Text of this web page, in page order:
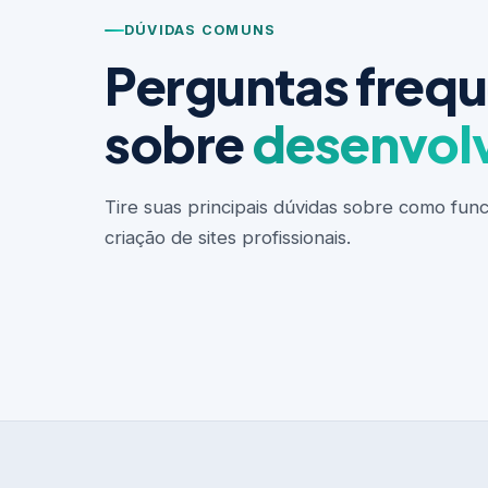
DÚVIDAS COMUNS
Perguntas
sobre
Tire suas principais dúvidas sobre como
criação de sites profissionais.